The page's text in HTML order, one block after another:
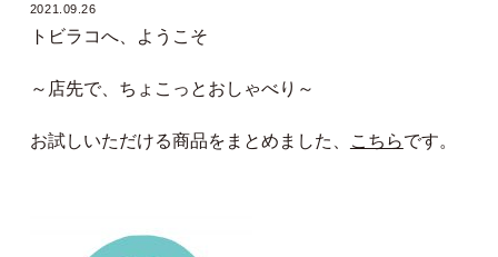
2021.09.26
トビラコへ、ようこそ
～店先で、ちょこっとおしゃべり～
お試しいただける商品をまとめました、 こちらです。